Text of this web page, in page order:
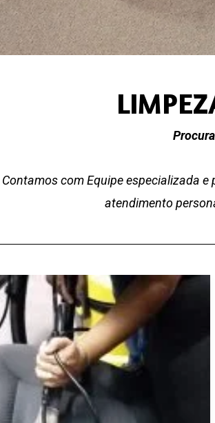
Contamos com Equipe especializada
atendimento